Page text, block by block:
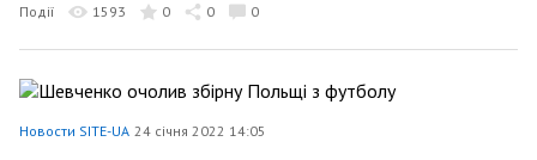
Події 1593 0 0 0
Новости SITE-UA 24 січня 2022 14:05